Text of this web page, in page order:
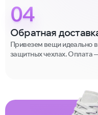
04
Обратная
Привезем вещи идеально
защитных чехлах. Оплата